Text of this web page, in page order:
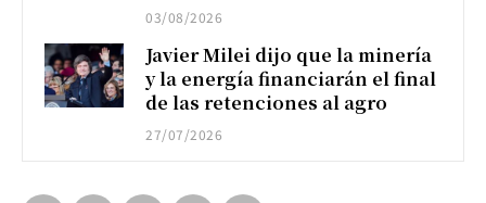
03/08/2026
Javier Milei dijo que la minería
y la energía financiarán el final
de las retenciones al agro
27/07/2026